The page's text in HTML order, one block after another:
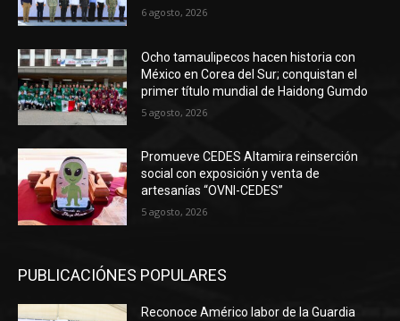
6 agosto, 2026
Ocho tamaulipecos hacen historia con
México en Corea del Sur; conquistan el
primer título mundial de Haidong Gumdo
5 agosto, 2026
Promueve CEDES Altamira reinserción
social con exposición y venta de
artesanías “OVNI-CEDES”
5 agosto, 2026
PUBLICACIÓNES POPULARES
Reconoce Américo labor de la Guardia